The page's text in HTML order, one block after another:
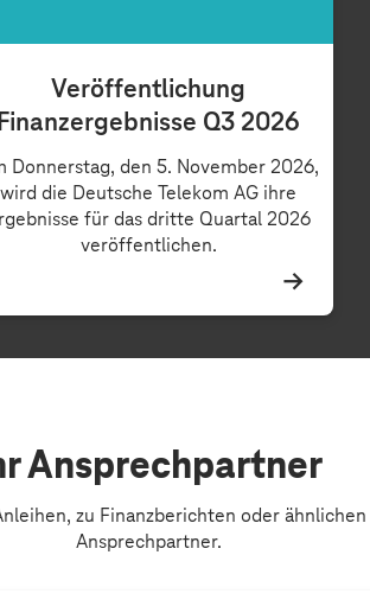
Veröffentlichung
Q3 2026
Donnerstag, den 5. November 2026,
wird die Deutsche Telekom AG ihre
für das dritte Quartal 2026
veröffentlichen.
Ansprechpartner
zu Finanzberichten oder
Ansprechpartner.